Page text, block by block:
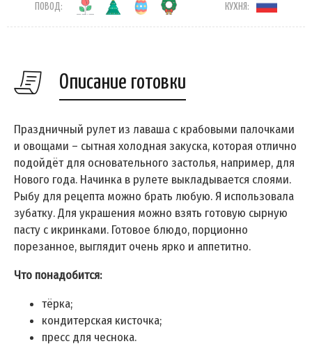
ПОВОД: КУХНЯ:
Описание готовки
Праздничный рулет из лаваша с крабовыми палочками
и овощами – сытная холодная закуска, которая отлично
подойдёт для основательного застолья, например, для
Нового года. Начинка в рулете выкладывается слоями.
Рыбу для рецепта можно брать любую. Я использовала
зубатку. Для украшения можно взять готовую сырную
пасту с икринками. Готовое блюдо, порционно
порезанное, выглядит очень ярко и аппетитно.
Что понадобится:
тёрка;
кондитерская кисточка;
пресс для чеснока.